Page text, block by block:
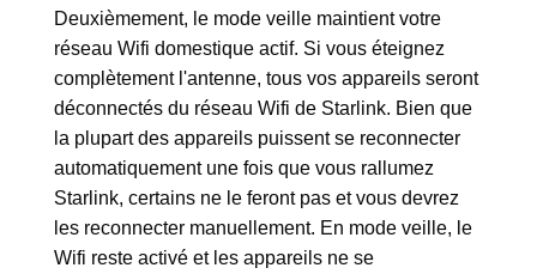
Deuxièmement, le mode veille maintient votre
réseau Wifi domestique actif. Si vous éteignez
complètement l'antenne, tous vos appareils seront
déconnectés du réseau Wifi de Starlink. Bien que
la plupart des appareils puissent se reconnecter
automatiquement une fois que vous rallumez
Starlink, certains ne le feront pas et vous devrez
les reconnecter manuellement. En mode veille, le
Wifi reste activé et les appareils ne se